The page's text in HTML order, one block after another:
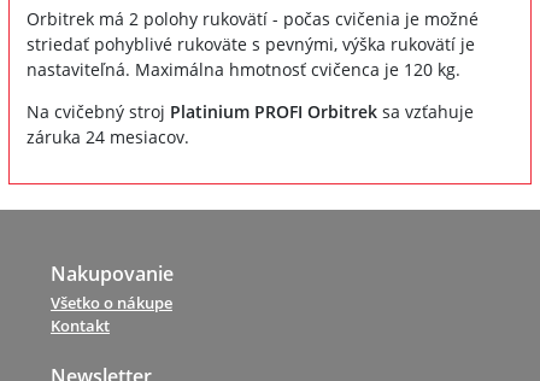
Orbitrek má 2 polohy rukovätí - počas cvičenia je možné
striedať pohyblivé rukoväte s pevnými, výška rukovätí je
nastaviteľná. Maximálna hmotnosť cvičenca je 120 kg.
Na cvičebný stroj Platinium PROFI Orbitrek sa vzťahuje
záruka 24 mesiacov.
Nakupovanie
Všetko o nákupe
Kontakt